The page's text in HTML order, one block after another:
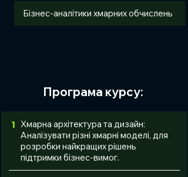
Бізнес-аналітики хмарних обчислень
Програма курсу:
1 Хмарна архітектура та дизайн:
Аналізувати різні хмарні моделі, для
розробки найкращих рішень
підтримки бізнес-вимог.